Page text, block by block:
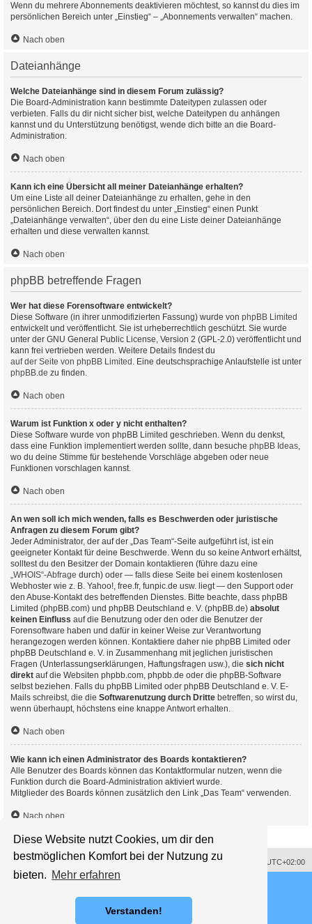
Diese Website nutzt Cookies, um dir den
bestmöglichen Komfort bei der Nutzung zu
bieten. Mehr erfahren
Verstanden!
Wenn du mehrere Abonnements deaktivieren möchtest, so kannst du dies im
persönlichen Bereich unter „Einstieg“ – „Abonnements verwalten“ machen.
Nach oben
Dateianhänge
Welche Dateianhänge sind in diesem Forum zulässig?
Die Board-Administration kann bestimmte Dateitypen zulassen oder
verbieten. Falls du dir nicht sicher bist, welche Dateitypen du anhängen
kannst und du Unterstützung benötigst, wende dich bitte an die Board-
Administration.
Nach oben
Kann ich eine Übersicht all meiner Dateianhänge erhalten?
Um eine Liste all deiner Dateianhänge zu erhalten, gehe in den
persönlichen Bereich. Dort findest du unter „Einstieg“ einen Punkt
„Dateianhänge verwalten“, über den du eine Liste deiner Dateianhänge
erhalten und diese verwalten kannst.
Nach oben
phpBB betreffende Fragen
Wer hat diese Forensoftware entwickelt?
Diese Software (in ihrer unmodifizierten Fassung) wurde von phpBB Limited
entwickelt und veröffentlicht. Sie ist urheberrechtlich geschützt. Sie wurde
unter der GNU General Public License, Version 2 (GPL-2.0) veröffentlicht und
kann frei vertrieben werden. Weitere Details findest du
auf der Seite von phpBB Limited . Eine deutschsprachige Anlaufstelle ist unter
phpBB.de zu finden.
Nach oben
Warum ist Funktion x oder y nicht enthalten?
Diese Software wurde von phpBB Limited geschrieben. Wenn du denkst,
dass eine Funktion implementiert werden sollte, dann besuche phpBB Ideas,
wo du deine Stimme für bestehende Vorschläge abgeben oder neue
Funktionen vorschlagen kannst.
Nach oben
An wen soll ich mich wenden, falls es Beschwerden oder juristische
Anfragen zu diesem Forum gibt?
Jeder Administrator, der auf der „Das Team“-Seite aufgeführt ist, ist ein
geeigneter Kontakt für deine Beschwerde. Wenn du so keine Antwort erhältst,
solltest du den Besitzer der Domain kontaktieren (führe dazu eine
„WHOIS“-Abfrage durch) oder — falls diese Seite bei einem kostenlosen
Webhoster wie z. B. Yahoo!, free.fr, funpic.de usw. liegt — den Support oder
den Abuse-Kontakt des betreffenden Dienstes. Bitte beachte, dass phpBB
Limited (phpBB.com) und phpBB Deutschland e. V. (phpBB.de) absolut
keinen Einfluss auf die Benutzung oder den oder die Benutzer der
Forensoftware haben und dafür in keiner Weise zur Verantwortung
herangezogen werden können. Kontaktiere daher nie phpBB Limited oder
phpBB Deutschland e. V. in Zusammenhang mit jeglichen juristischen
Fragen (Unterlassungserklärungen, Haftungsfragen usw.), die sich nicht
direkt auf die Websiten phpbb.com, phpbb.de oder die phpBB-Software
selbst beziehen. Falls du phpBB Limited oder phpBB Deutschland e. V. E-
Mails schreibst, die die Softwarenutzung durch Dritte betreffen, so wirst du,
wenn überhaupt, höchstens eine knappe Antwort erhalten.
Nach oben
Wie kann ich einen Administrator des Boards kontaktieren?
Alle Benutzer des Boards können das Kontaktformular nutzen, wenn die
Funktion durch die Board-Administration aktiviert wurde.
Mitglieder des Boards können zusätzlich den Link „Das Team“ verwenden.
Nach oben
Alle Zeiten sind UTC+02:00
Alle Cookies löschen
Impressum
Mazeltof